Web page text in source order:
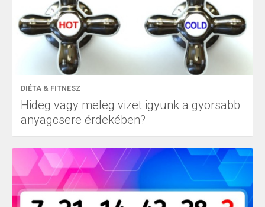
DIÉTA & FITNESZ
Hideg vagy meleg vizet igyunk a gyorsabb
anyagcsere érdekében?